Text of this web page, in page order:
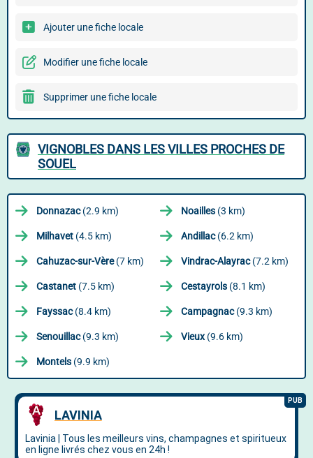
Ajouter une fiche locale
Modifier une fiche locale
Supprimer une fiche locale
VIGNOBLES DANS LES VILLES PROCHES DE
SOUEL
Donnazac(2.9 km) Noailles (3 km)
Milhavet (4.5 km) Andillac(6.2 km)
Cahuzac-sur-Vère(7 km) Vindrac-Alayrac(7.2 km)
Castanet (7.5 km) Cestayrols (8.1 km)
Fayssac(8.4 km) Campagnac(9.3 km)
Senouillac(9.3 km) Vieux(9.6 km)
Montels (9.9 km)